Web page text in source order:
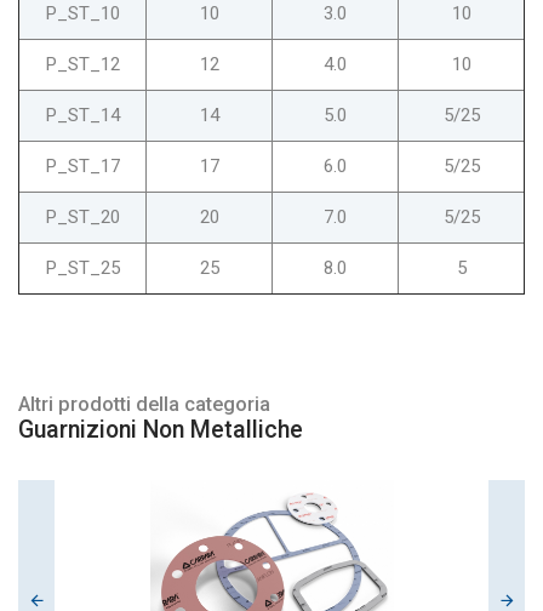
P_ST_10 10 3.0 10
P_ST_12 12 4.0 10
P_ST_14 14 5.0 5/25
P_ST_17 17 6.0 5/25
P_ST_20 20 7.0 5/25
P_ST_25 25 8.0 5
Altri prodotti della categoria
Guarnizioni Non Metalliche